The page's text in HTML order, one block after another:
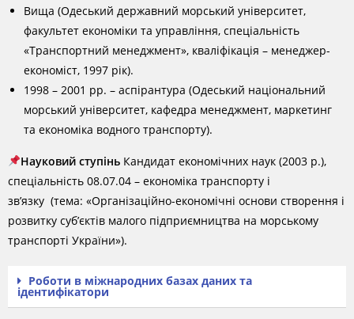
Вища (Одеський державний морський університет,
факультет економіки та управління, спеціальність
«Транспортний менеджмент», кваліфікація – менеджер-
економіст, 1997 рік).
1998 – 2001 рр. – аспірантура (Одеський національний
морський університет, кафедра менеджмент, маркетинг
та економіка водного транспорту).
Науковий ступінь Кандидат економічних наук (2003 р.),
спеціальність 08.07.04 – економіка транспорту і
зв’язку (тема: «Організаційно-економічні основи створення і
розвитку суб’єктів малого підприємництва на морському
транспорті України»).
Роботи в міжнародних базах даних та
ідентифікатори